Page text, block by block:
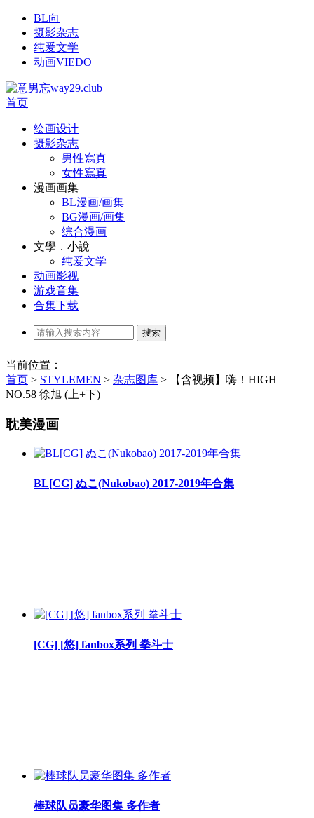
BL向
摄影杂志
纯爱文学
动画VIEDO
首页
绘画设计
摄影杂志
男性寫真
女性寫真
漫画画集
BL漫画/画集
BG漫画/画集
综合漫画
文學．小說
纯爱文学
动画影视
游戏音集
合集下载
当前位置：
首页 > STYLEMEN > 杂志图库 >
【含视频】嗨！HIGH
NO.58 徐旭 (上+下)
耽美漫画
BL[CG] ぬこ(Nukobao) 2017-2019年合集
[CG] [悠] fanbox系列 拳斗士
棒球队员豪华图集 多作者